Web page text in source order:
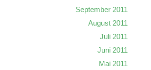
September 2011
August 2011
Juli 2011
Juni 2011
Mai 2011